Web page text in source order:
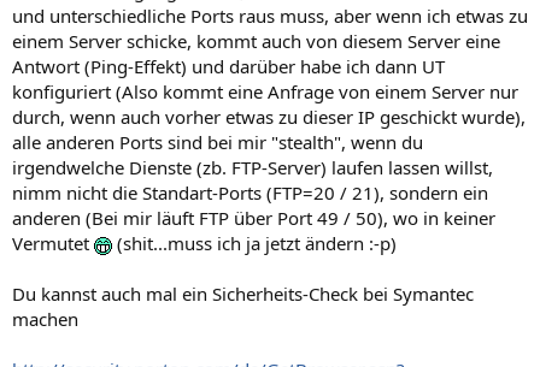
und unterschiedliche Ports raus muss, aber wenn ich etwas zu
einem Server schicke, kommt auch von diesem Server eine
Antwort (Ping-Effekt) und darüber habe ich dann UT
konfiguriert (Also kommt eine Anfrage von einem Server nur
durch, wenn auch vorher etwas zu dieser IP geschickt wurde),
alle anderen Ports sind bei mir "stealth", wenn du
irgendwelche Dienste (zb. FTP-Server) laufen lassen willst,
nimm nicht die Standart-Ports (FTP=20 / 21), sondern ein
anderen (Bei mir läuft FTP über Port 49 / 50), wo in keiner
Vermutet
(shit...muss ich ja jetzt ändern :-p)
Du kannst auch mal ein Sicherheits-Check bei Symantec
machen